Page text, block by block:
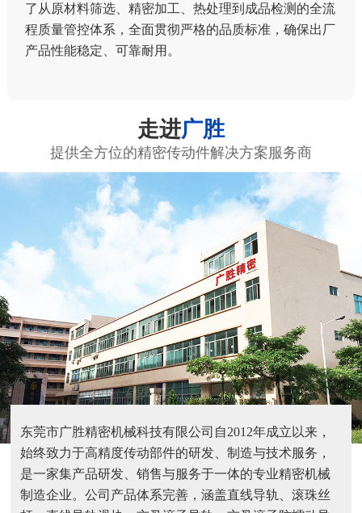
了从原材料筛选、精密加工、热处理到成品检测的全流
程质量管控体系，全面贯彻严格的品质标准，确保出厂
产品性能稳定、可靠耐用。
走进广胜
提供全方位的精密传动件解决方案服务商
东莞市广胜精密机械科技有限公司自2012年成立以来，
始终致力于高精度传动部件的研发、制造与技术服务，
是一家集产品研发、销售与服务于一体的专业精密机械
制造企业。公司产品体系完善，涵盖直线导轨、滚珠丝